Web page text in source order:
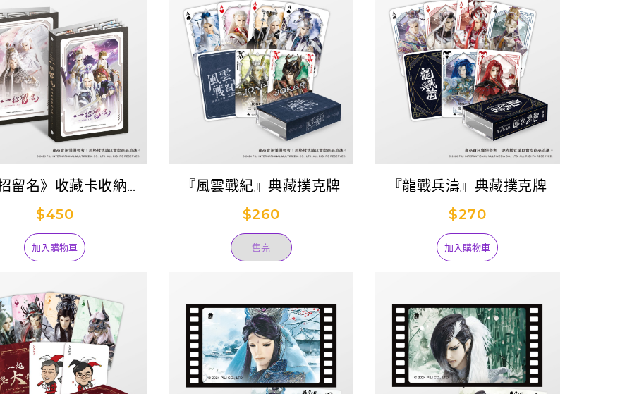
留名》收藏卡收納冊
還真+一頁書+談無
$450
加入購物車
『風雲戰紀』典藏撲克牌
$260
售完
『龍戰兵濤』典藏撲克牌
$270
加入購物車